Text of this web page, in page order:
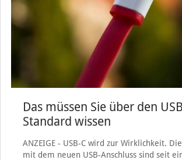
Das müssen Sie über den
Standard wissen
ANZEIGE - USB-C wird zur Wirklichkeit.
mit dem neuen USB-Anschluss sind seit